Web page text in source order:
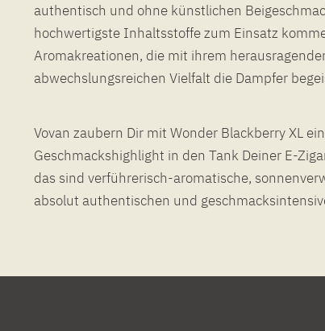
authentisch und ohne künstlichen
hochwertigste Inhaltsstoffe zum Einsatz
Aromakreationen, die mit ihrem
abwechslungsreichen Vielfalt die Dampfer
Vovan zaubern Dir mit Wonder Blackberry XL
Geschmackshighlight in den Tank Deiner E-
das sind verführerisch-aromatische,
absolut authentischen und